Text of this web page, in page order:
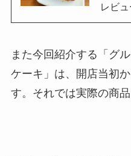
レビュ
また今回紹介する「グ
ケーキ」は、開店当初
す。それでは実際の商品